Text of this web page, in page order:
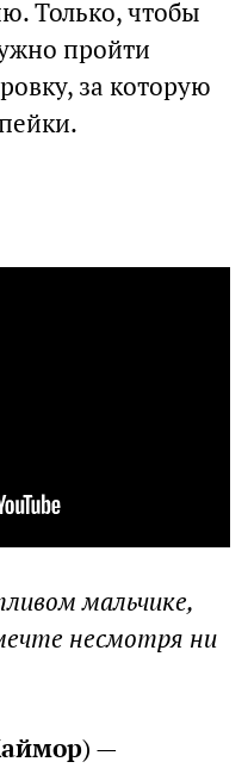
Только, чтобы
пройти
за которую
мальчике,
несмотря ни
) —